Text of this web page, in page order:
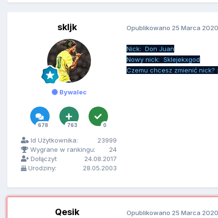
skljk
Bywalec
678 763 0
Id Użytkownika:
23999
Wygrane w rankingu:
24
Dołączył:
24.08.2017
Urodziny:
28.05.2003
Opublikowano 25 Marca 2020
Nick: Don Juan
Nowy nick: Sklejekxgod
Czemu chcesz zmienić nick?
Qesik Opublikowano 25 Marca 2020